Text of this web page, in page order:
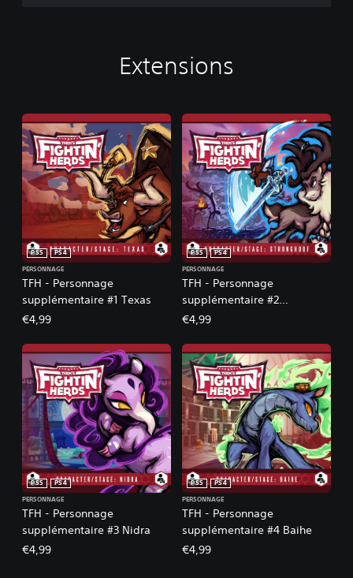
Extensions
TFH - Personnage
supplémentaire #1 Texas
PS5
PS4
PERSONNAGE
€4,99
TFH - Personnage
supplémentaire #2
Stronghoof
PS5
PS4
PERSONNAGE
€4,99
TFH - Personnage
supplémentaire #3 Nidra
PS5
PS4
PERSONNAGE
€4,99
TFH - Personnage
supplémentaire #4 Baihe
PS5
PS4
PERSONNAGE
€4,99